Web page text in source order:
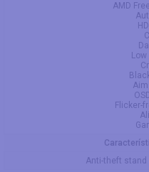
AMD
Flicker-
Anti-theft stand